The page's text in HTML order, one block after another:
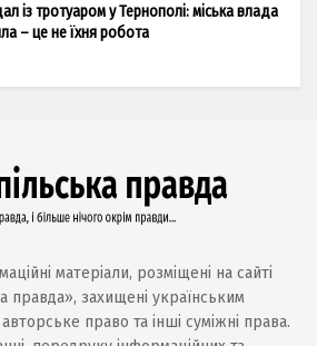
із тротуаром у Тернополі: міська влада
– це не їхня робота
матеріали, розміщені на сайті
правда», захищені українським
право та інші суміжні права.